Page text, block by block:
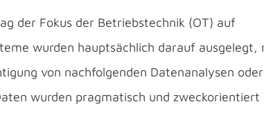
der Fokus der Betriebstechnik (OT) auf
wurden hauptsächlich darauf ausgelegt,
von nachfolgenden Datenanalysen oder
wurden pragmatisch und zweckorientiert